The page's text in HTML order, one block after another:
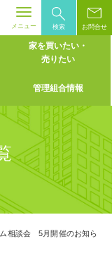
メニュー 検索 お問合せ
家を買いたい・
売りたい
管理組合情報
ム相談会 5月開催のお知ら